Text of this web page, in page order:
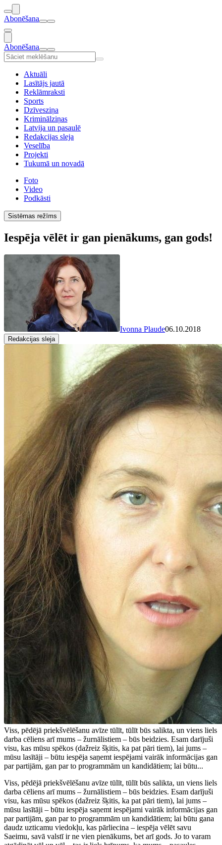
Abonēšana
Abonēšana
Aktuāli
Lasītājs jautā
Reklāmraksti
Sports
Dzīvesziņa
Kriminālziņas
Latvija un pasaulē
Redakcijas sleja
Veselība
Projekti
Tukumā un novadā
Foto
Video
Podkāsti
Sistēmas režīms
Iespēja vēlēt ir gan pienākums, gan gods!
Ivonna Plaude06.10.2018
Redakcijas sleja
Viss, pēdējā priekšvēlēšanu avīze tūlīt, tūlīt būs salikta, un viens liels
darba cēliens arī mums – žurnālistiem – būs beidzies. Esam darījuši
visu, kas mūsu spēkos (dažreiz šķitis, ka pat pāri tiem), lai jums –
mūsu lasītāji – būtu iespēja saņemt iespējami vairāk informācijas gan
par partijām, gan par to programmām un kandidātiem; lai būtu...
Viss, pēdējā priekšvēlēšanu avīze tūlīt, tūlīt būs salikta, un viens liels
darba cēliens arī mums – žurnālistiem – būs beidzies. Esam darījuši
visu, kas mūsu spēkos (dažreiz šķitis, ka pat pāri tiem), lai jums –
mūsu lasītāji – būtu iespēja saņemt iespējami vairāk informācijas gan
par partijām, gan par to programmām un kandidātiem; lai būtu gana
daudz uzticamu viedokļu, kas pārliecina – iespēja vēlēt savu
Saeimu, savā valstī ir ne vien pienākums, bet arī gods. Jo to varam